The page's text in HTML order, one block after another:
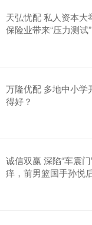
天弘忧配 私人资本大
保险业带来“压力测试”
万隆优配 多地中小学
得好？
诚信双赢 深陷“车震
痒，前男篮国手孙悦